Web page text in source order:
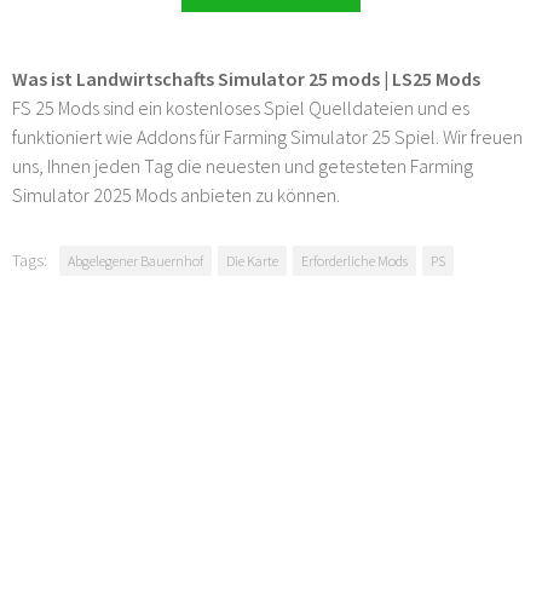
Was ist Landwirtschafts Simulator 25 mods | LS25 Mods
FS 25 Mods sind ein kostenloses Spiel Quelldateien und es
funktioniert wie Addons für Farming Simulator 25 Spiel. Wir freuen
uns, Ihnen jeden Tag die neuesten und getesteten Farming
Simulator 2025 Mods anbieten zu können.
Tags: Abgelegener Bauernhof Die Karte Erforderliche Mods PS